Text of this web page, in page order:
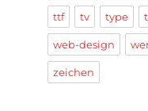
ttf tv type
web-design
zeichen